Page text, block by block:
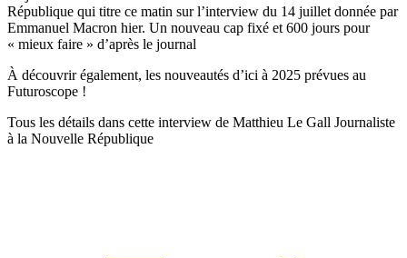
République qui titre ce matin sur l’interview du 14 juillet donnée par
Emmanuel Macron hier. Un nouveau cap fixé et 600 jours pour
« mieux faire » d’après le journal
À découvrir également, les nouveautés d’ici à 2025 prévues au
Futuroscope !
Tous les détails dans cette interview de Matthieu Le Gall Journaliste
à la Nouvelle République